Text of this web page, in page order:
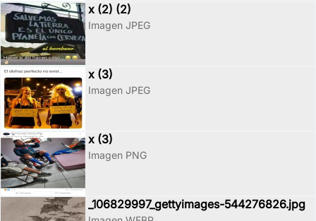
x (2) (2)
Imagen JPEG
x (3)
Imagen JPEG
x (3)
Imagen PNG
_106829997_gettyimages-544276826.jpg